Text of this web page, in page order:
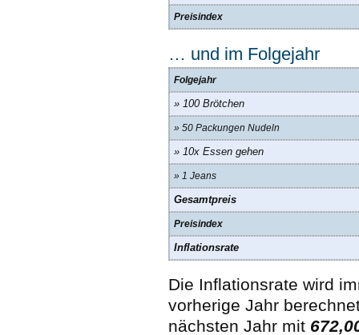
Preisindex
… und im Folgejahr
Folgejahr
» 100 Brötchen
» 50 Packungen Nudeln
» 10x Essen gehen
» 1 Jeans
Gesamtpreis
Preisindex
Inflationsrate
Die Inflationsrate wird
vorherige Jahr
nächsten Jahr mit